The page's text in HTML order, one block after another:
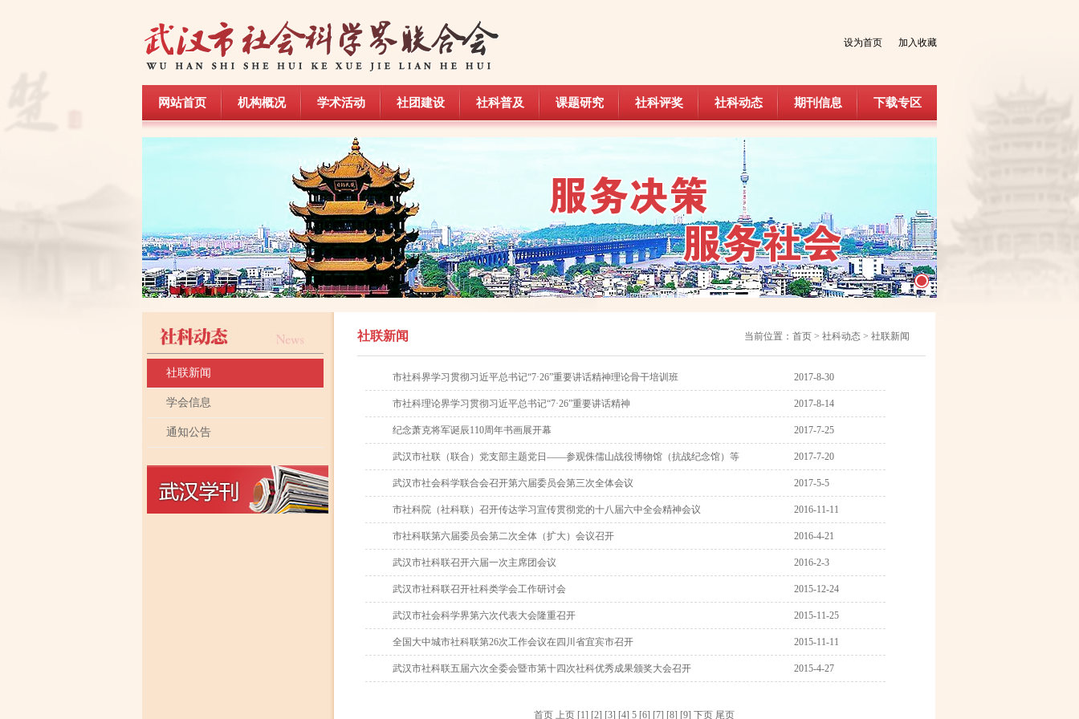
加入收藏
设为首页
网站首页
网站首页
机构概况
机构概况
学术活动
学术活动
社团建设
社团建设
社科普及 课题研究 社科评奖
社科评奖
社科动态
社科动态
期刊信息
期刊信息
下载专区
下载专区
社联新闻
学会信息
通知公告
社联新闻 当前位置： 首页 > 社科动态 > 社联新闻
市社科界学习贯彻习近平总书记“7·26”重要讲话精神理论骨干培训班 2017-8-30
市社科理论界学习贯彻习近平总书记“7·26”重要讲话精神 2017-8-14
纪念萧克将军诞辰110周年书画展开幕 2017-7-25
武汉市社联（联合）党支部主题党日——参观侏儒山战役博物馆（抗战纪念馆）等 2017-7-20
武汉市社会科学联合会召开第六届委员会第三次全体会议 2017-5-5
市社科院（社科联）召开传达学习宣传贯彻党的十八届六中全会精神会议 2016-11-11
市社科联第六届委员会第二次全体（扩大）会议召开 2016-4-21
武汉市社科联召开六届一次主席团会议 2016-2-3
武汉市社科联召开社科类学会工作研讨会 2015-12-24
武汉市社会科学界第六次代表大会隆重召开 2015-11-25
全国大中城市社科联第26次工作会议在四川省宜宾市召开 2015-11-11
武汉市社科联五届六次全委会暨市第十四次社科优秀成果颁奖大会召开 2015-4-27
首页 上页 [1] [2] [3] [4] 5 [6] [7] [8] [9] 下页 尾页